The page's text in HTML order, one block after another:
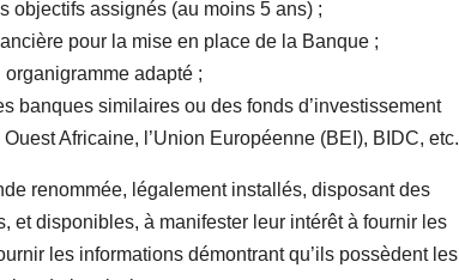
objectifs assignés (au moins 5 ans) ;
pour la mise en place de la Banque ;
adapté ;
banques similaires ou des fonds d’investissement
Africaine, l’Union Européenne (BEI), BIDC, etc.
renommée, légalement installés, disposant des
et disponibles, à manifester leur intérêt à fournir les
les informations démontrant qu’ils possèdent les